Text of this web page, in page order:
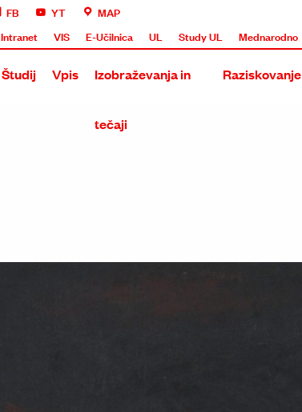
FB YT
MAP
Intranet VIS E-Učilnica UL Study UL Mednarodno
Študij Vpis Izobraževanja in
tečaji
Raziskovanje